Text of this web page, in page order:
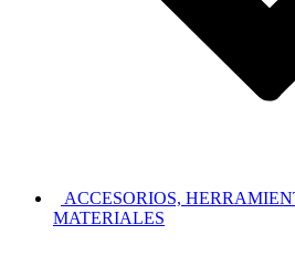
ACCESORIOS,
MATERIALES